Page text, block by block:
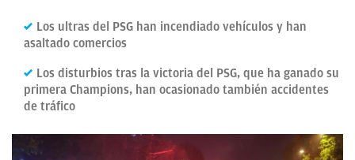
Los ultras del PSG han incendiado vehículos y han
asaltado comercios
Los disturbios tras la victoria del PSG, que ha ganado su
primera Champions, han ocasionado también accidentes
de tráfico